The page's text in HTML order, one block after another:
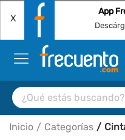
X
App
Inicio Categorías